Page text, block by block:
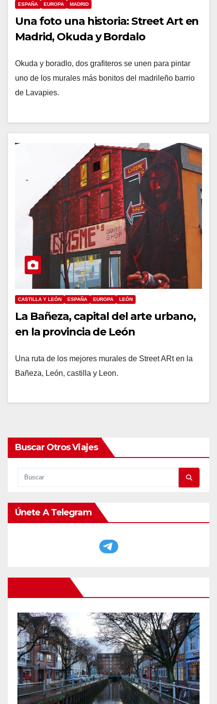
ESPAÑA EUROPA MADRID
Una foto una historia: Street Art en
Madrid, Okuda y Bordalo
Okuda y boradlo, dos grafiteros se unen para pintar
uno de los murales más bonitos del madrileño barrio
de Lavapies.
CASTILLA Y LEÓN ESPAÑA EUROPA LEÓN
La Bañeza, capital del arte urbano,
en la provincia de León
Una ruta de los mejores murales de Street ARt en la
Bañeza, León, castilla y Leon.
Buscar Otros Viajes
Únete A Telegram